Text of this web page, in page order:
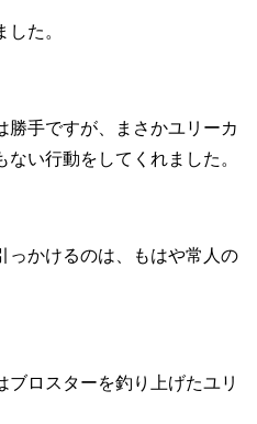
た。
勝手ですが、まさかユリーカ
い行動をしてくれました。
っかけるのは、もはや常人の
ロスターを釣り上げたユリ